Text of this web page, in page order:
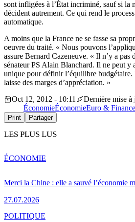
sont infligées à l’État incriminé, sauf si la
décident autrement. Ce qui rend le
automatique.
A moins que la France ne se fasse sa
oeuvre du traité. « Nous pouvons
assure Bernard Cazeneuve. « Il n’y a pas
sénateur PS Alain Blanchard. Il ne peut y
unique pour définir l’équilibre budgétaire.
laisse des marges d’appréciation. »
Oct 12, 2012 - 10:11
Dernière mise
ÉconomieÉconomieEuro &
Print Partager
LES PLUS LUS
Merci la Chine : elle a sauvé l’économie
27.07.2026
ÉCONOMIE
POLITIQUE